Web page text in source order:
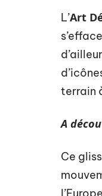
L’Art
terrain
A
Ce